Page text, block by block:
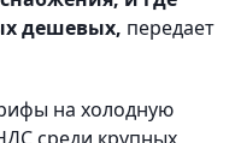
дешевых, передает
на холодную